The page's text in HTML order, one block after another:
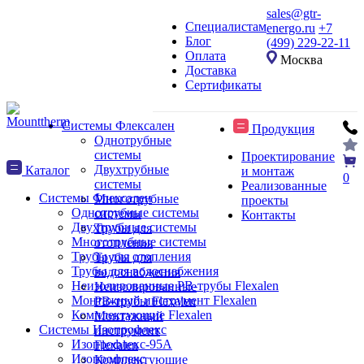
Специалистам
Блог
Оплата
Доставка
Сертификаты
sales@gtr-
energo.ru +7
(499) 229-22-11
Москва
Продукция
Проектирование
и монтаж
Реализованные
проекты
Контакты
0
Системы Флексален
Однотрубные
системы
Двухтрубные
системы
Многотрубные
системы
Трубы для
отопления
Трубы для
водоснабжения
Неизолированные
PB-трубы Flexalen
Монтажный
инструмент
Flexalen
Комплектующие
Каталог
Системы Флексален
Однотрубные системы
Двухтрубные системы
Многотрубные системы
Трубы для отопления
Трубы для водоснабжения
Неизолированные PB-трубы Flexalen
Монтажный инструмент Flexalen
Комплектующие Flexalen
Системы Изопрофлекс
Изопрофлекс-95А
Изопрофлекс